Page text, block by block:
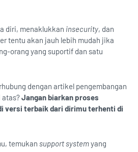
diri, menaklukkan insecurity, dan
tentu akan jauh lebih mudah jika
orang yang suportif dan satu
dengan artikel pengembangan
atas?Jangan biarkan proses
versi terbaik dari dirimu terhenti di
temukan support systemyang